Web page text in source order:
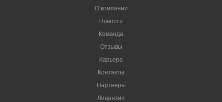
О компании
Новости
Команда
Отзывы
Карьера
Контакты
Партнеры
Лицензии